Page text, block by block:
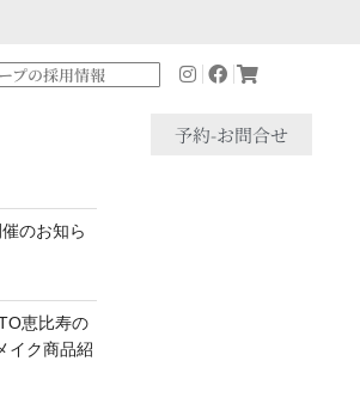
プの採用情報
予約-お問合せ
のお知ら
恵比寿の
イク商品紹